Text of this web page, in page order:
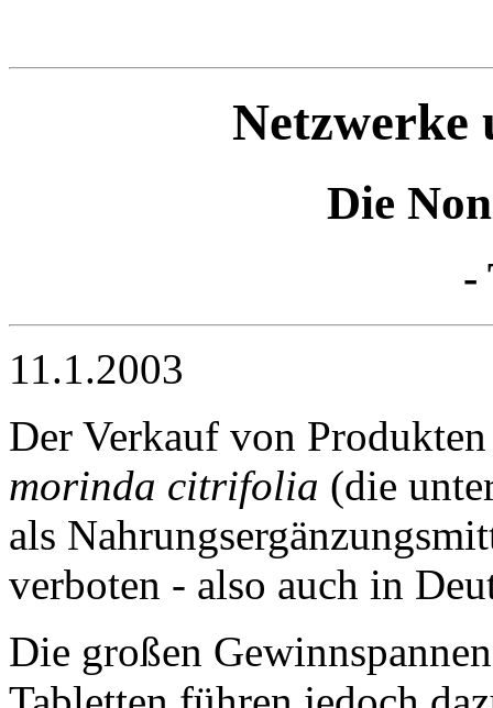
Netzwerke
Die
-
11.1.2003
Der Verkauf von
morinda citrifolia (die
als
verboten - also auch in
Die großen